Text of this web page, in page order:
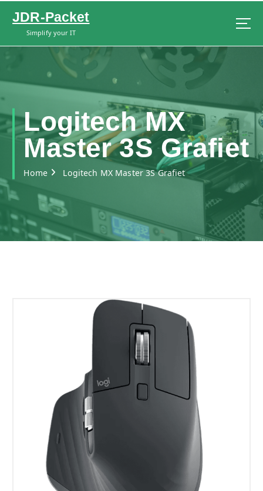
p
c
o
t
e
JDR-Packet
Simplify your IT
Logitech MX
Master 3S Grafiet
Home Logitech MX Master 3S Grafiet